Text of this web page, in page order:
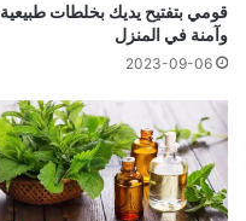
قومي بتفتيح يديك بخلطات طبيعية
وآمنة في المنزل
2023-09-06